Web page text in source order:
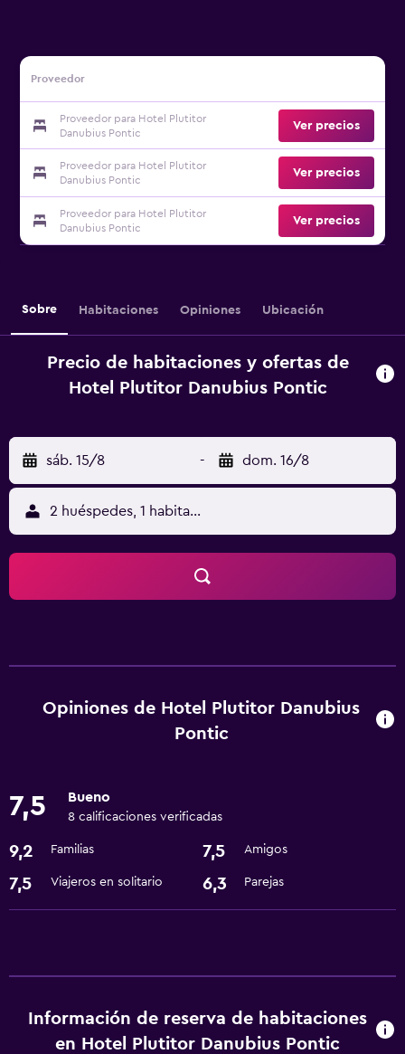
Proveedor
Proveedor para Hotel Plutitor
Danubius Pontic
Ver precios
Proveedor para Hotel Plutitor
Danubius Pontic
Ver precios
Proveedor para Hotel Plutitor
Danubius Pontic
Ver precios
Sobre Habitaciones Opiniones Ubicación
Precio de habitaciones y ofertas de
Hotel Plutitor Danubius Pontic
sáb. 15/8 - dom. 16/8
2 huéspedes, 1 habitación
Opiniones de Hotel Plutitor Danubius
Pontic
7,5 Bueno
8 calificaciones verificadas
9,2 Familias 7,5 Amigos
7,5 Viajeros en solitario 6,3 Parejas
Información de reserva de habitaciones
en Hotel Plutitor Danubius Pontic